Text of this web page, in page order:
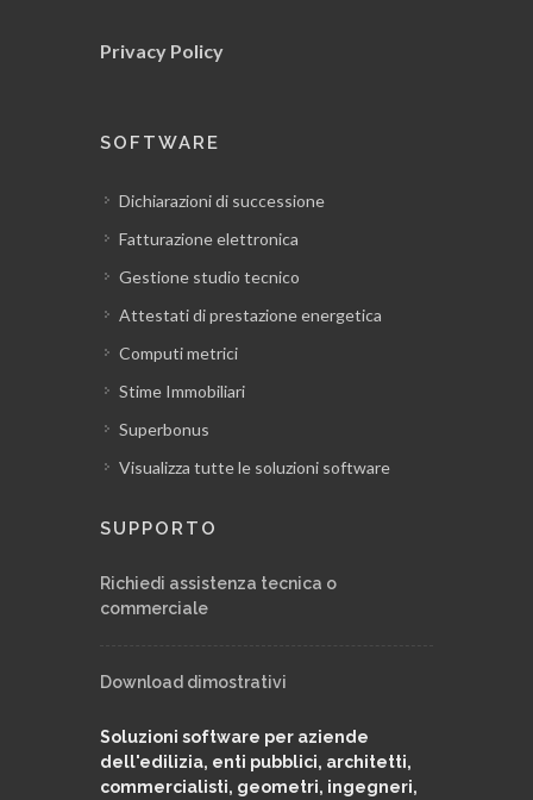
Il registro cronologico dei movimenti
Il registro IVA parcelle emesse
Il piano dei conti
Parametri ed opzioni del modulo
Modulo modulistica PDF
Modulo repertorio telematico
Personalizzazione archivio tipologie
pratiche
Personalizzazione archivio iter e
Il linguaggio C.A.T.
Privacy Policy
SOFTWARE
Dichiarazioni di successione
Fatturazione elettronica
Gestione studio tecnico
Attestati di prestazione energetica
Computi metrici
Stime Immobiliari
Superbonus
Visualizza tutte le soluzioni software
SUPPORTO
Richiedi assistenza tecnica o
commerciale
Download dimostrativi
Soluzioni software per aziende
dell'edilizia, enti pubblici, architetti,
commercialisti, geometri, ingegneri,